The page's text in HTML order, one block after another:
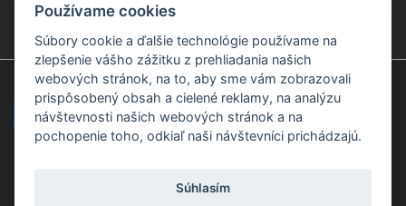
Gemmoterapia
Nakupuj bezpečne Veľkoobchod
Kamenné predajne
Považská Bystrica v Kauflande Považská Bystrica Mpark
Žilina Čadca
Záruka kvality
Používame cookies
Súbory cookie a ďalšie technológie používame na
zlepšenie vášho zážitku z prehliadania našich
webových stránok, na to, aby sme vám zobrazovali
prispôsobený obsah a cielené reklamy, na analýzu
návštevnosti našich webových stránok a na
pochopenie toho, odkiaľ naši návštevníci prichádzajú.
Súhlasím